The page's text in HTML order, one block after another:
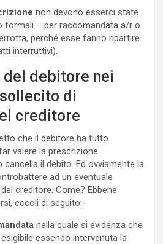
non devono esserci state
formali – per raccomandata a/r o
perché esse fanno ripartire
interruttivi).
debitore nei
di
creditore
che il debitore ha tutto
valere la prescrizione
il debito. Ed ovviamente la
ad un eventuale
creditore. Come? Ebbene
eccoli di seguito:
nella quale si evidenza che
essendo intervenuta la